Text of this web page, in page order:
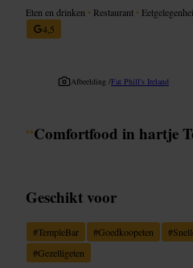
Eten en drinken • Restaurant •
4,5
Afbeelding /Fat Phill's Ireland
“Comfortfood in hartje
Geschikt voor
#TempleBar #Goedkoopeten #
#Gezelligeten